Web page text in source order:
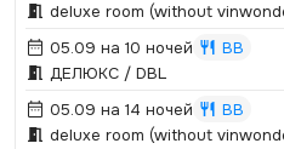
deluxe room (without
05.09 на 10 ночей
BB
ДЕЛЮКС / DBL
05.09 на 14 ночей
BB
deluxe room (without